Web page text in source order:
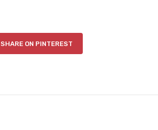
SHARE ON PINTEREST